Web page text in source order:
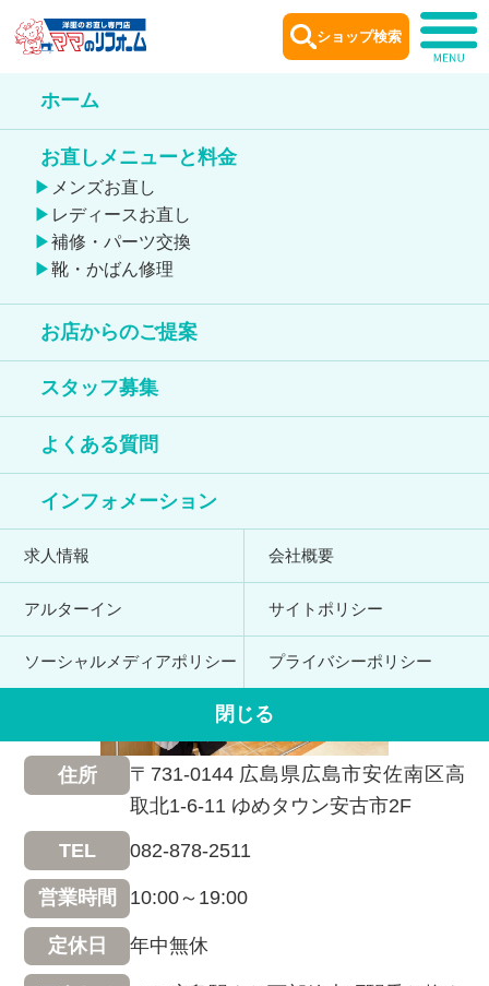
ホーム
お直しメニューと料金
メンズお直し
レディースお直し
補修・パーツ交換
靴・かばん修理
お店からのご提案
スタッフ募集
よくある質問
インフォメーション
求人情報 会社概要
アルターイン サイトポリシー
ソーシャルメディアポリシー プライバシーポリシー
閉じる
ショップ検索
ショップ案内
Shop information
ゆめタウン安古市店
鞄のお直しが出来る店舗
住所
〒731-0144 広島県広島市安佐南区高
取北1-6-11 ゆめタウン安古市2F
TEL 082-878-2511
営業時間 10:00～19:00
定休日 年中無休